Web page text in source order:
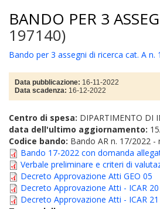
BANDO PER 3
197140)
Bando per 3 assegni di ricerca cat. A n.
Data pubblicazione: 16-11-2022
Data scadenza: 16-12-2022
Centro di spesa: DIPARTIMENTO DI
data dell'ultimo aggiornamento:
Codice bando: Bando AR n. 17/2022
Bando 17-2022 con domanda
Verbale preliminare e criteri di
Decreto Approvazione Atti GEO 05
Decreto Approvazione Atti - ICAR 20
Decreto Approvazione Atti - ICAR 21